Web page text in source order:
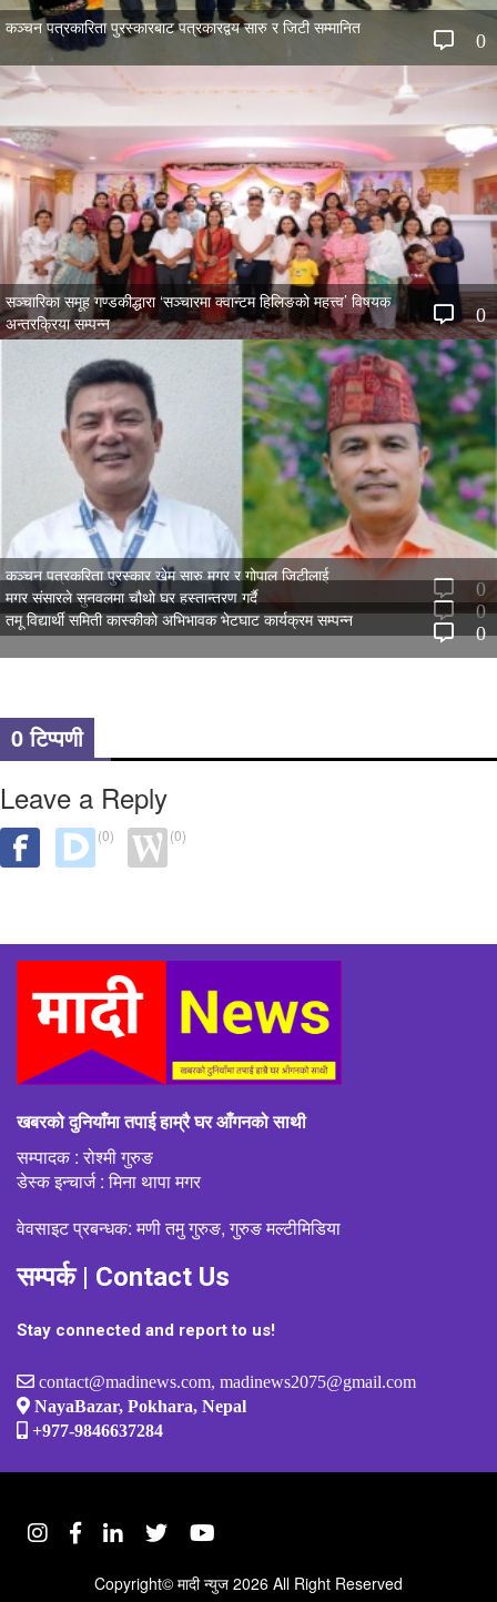
0
कञ्चन पत्रकारिता पुरस्कारबाट पत्रकारद्वय सारु र जिटी सम्मानित
0
सञ्चारिका समूह गण्डकीद्धारा ‘सञ्चारमा क्वान्टम हिलिङको महत्त्व’ विषयक
अन्तरक्रिया सम्पन्न
0
कञ्चन पत्रकरिता पुरस्कार खेम सारु मगर र गोपाल जिटीलाई
0
मगर संसारले सुनवलमा चौथो घर हस्तान्तरण गर्दै
0
तमू विद्यार्थी समिती कास्कीको अभिभावक भेटघाट कार्यक्रम सम्पन्न
0 टिप्पणी
Leave a Reply
(0) (0)
खबरको दुनियाँमा तपाई हाम्रै घर आँगनको साथी
सम्पादक : रोश्मी गुरुङ
डेस्क इन्चार्ज : मिना थापा मगर
वेवसाइट प्रबन्धक: मणी तमु गुरुङ, गुरुङ मल्टीमिडिया
सम्पर्क | Contact Us
Stay connected and report to us!
contact@madinews.com, madinews2075@gmail.com
NayaBazar, Pokhara, Nepal
+977-9846637284
Copyright© मादी न्युज 2026 All Right Reserved